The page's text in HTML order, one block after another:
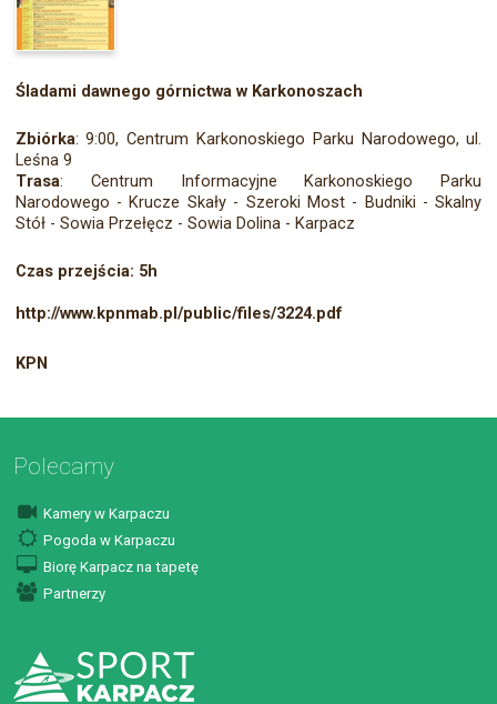
Śladami dawnego górnictwa w Karkonoszach
Zbiórka: 9:00, Centrum Karkonoskiego Parku Narodowego, ul.
Leśna 9
Trasa: Centrum Informacyjne Karkonoskiego Parku
Narodowego - Krucze Skały - Szeroki Most - Budniki - Skalny
Stół - Sowia Przełęcz - Sowia Dolina - Karpacz
Czas przejścia: 5h
http://www.kpnmab.pl/public/files/3224.pdf
KPN
Polecamy
Kamery w Karpaczu
Pogoda w Karpaczu
Biorę Karpacz na tapetę
Partnerzy